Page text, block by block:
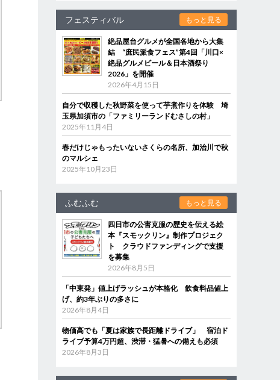
フェスティバル もっと見る
絶品屋台グルメが全国各地から大集
結 “庶民派食フェス”第4回「川口×
絶品グルメビール＆日本酒祭り
2026」を開催
2026年4月15日
自分で収穫した秋野菜を使って芋煮作りを体験 埼
玉県加須市の「ファミリーランドむさしの村」
2025年11月4日
春だけじゃもったいないさくらの名所、加治川で秋
のマルシェ
2025年10月23日
ふむふむ もっと見る
四日市の公害克服の歴史を伝える絵
本『スモックリン』制作プロジェク
ト クラウドファンディングで支援
を募集
2026年8月5日
「中東発」値上げラッシュが本格化 飲食料品値上
げ、約3年ぶりの多さに
2026年8月4日
物価高でも「夏は家族で長距離ドライブ」 宿泊ド
ライブ予算4万円超、渋滞・猛暑への備えも必須
2026年8月3日